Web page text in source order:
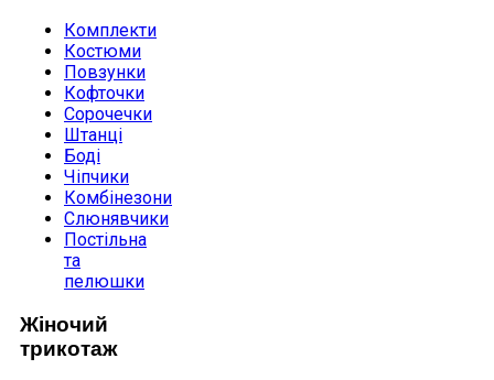
Комплекти
Костюми
Повзунки
Кофточки
Сорочечки
Штанці
Боді
Чіпчики
Комбінезони
Слюнявчики
Постільна
та
пелюшки
Жіночий
трикотаж